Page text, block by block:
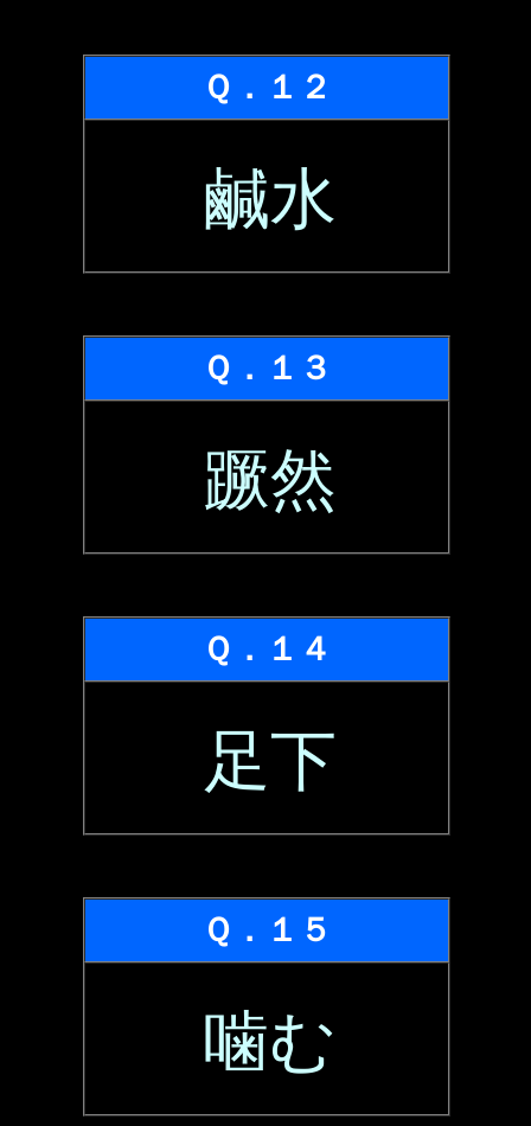
Ｑ．１２
鹹水
Ｑ．１３
蹶然
Ｑ．１４
足下
Ｑ．１５
噛む